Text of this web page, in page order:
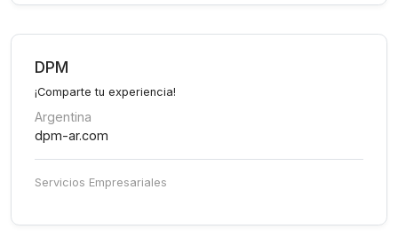
DPM
¡Comparte tu experiencia!
Argentina
dpm-ar.com
Servicios Empresariales